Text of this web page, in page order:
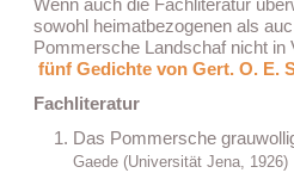
Wenn auch die Fachliteratur
sowohl heimatbezogenen als
Pommersche Landschaf nicht in
fünf Gedichte von Gert. O. E.
Fachliteratur
Das Pommersche
Gaede (Universität Jena, 1926)